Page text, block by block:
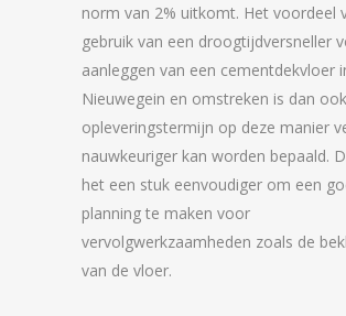
norm van 2% uitkomt. Het voordeel
gebruik van een droogtijdversneller
aanleggen van een cementdekvloer
Nieuwegein en omstreken is dan
opleveringstermijn op deze manier
nauwkeuriger kan worden bepaald.
het een stuk eenvoudiger om een
planning te maken voor
vervolgwerkzaamheden zoals de
van de vloer.